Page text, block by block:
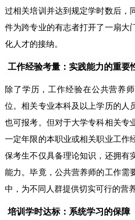
过相关培训并达到规定学时数后，
件为跨专业的有志者打开了一扇大
化人才的接纳。
工作经验考量：实践能力的重要
除了学历，工作经验在公共营养
位。相关专业本科及以上学历的人
也可报考。但对于大学专科相关专
一定年限的本职业或相关职业工作
保考生不仅具备理论知识，还拥有
能力。毕竟，公共营养师的工作需
中，为不同人群提供切实可行的营
培训学时达标：系统学习的保障